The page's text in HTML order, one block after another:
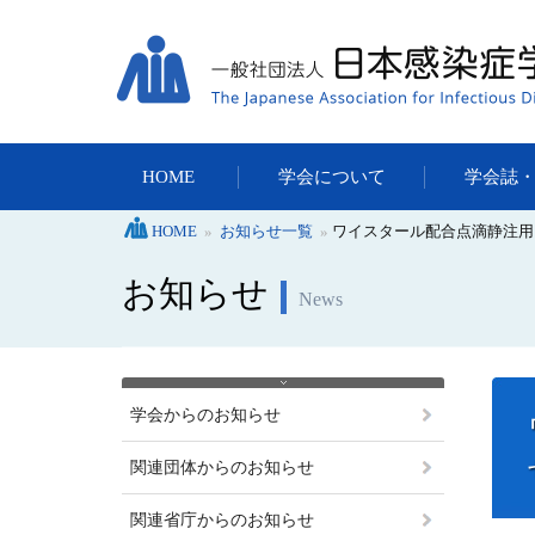
HOME 学会について 学会誌
お知らせ News
学会からのお知らせ
関連団体からのお知らせ
関連省庁からのお知らせ
HOME » お知らせ一覧 » ワイスタール配合点滴静注